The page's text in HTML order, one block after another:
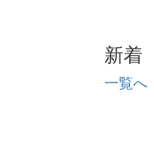
新着
一覧へ